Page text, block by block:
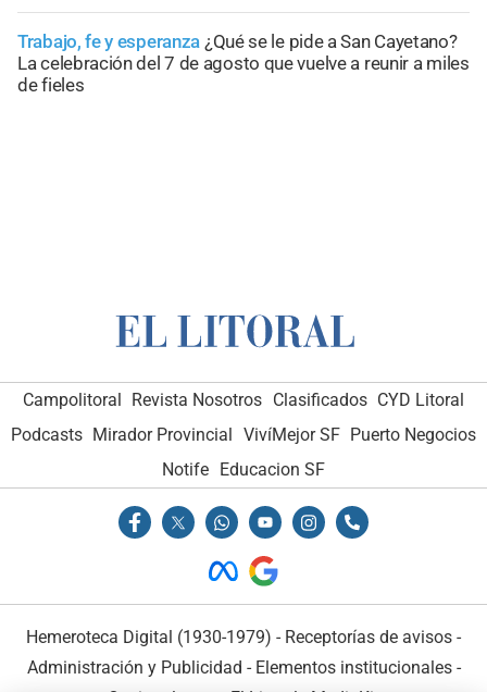
Trabajo, fe y esperanza ¿Qué se le pide a San Cayetano?
La celebración del 7 de agosto que vuelve a reunir a miles
de fieles
Campolitoral Revista Nosotros Clasificados CYD Litoral
Podcasts Mirador Provincial VivíMejor SF Puerto Negocios
Notife Educacion SF
Hemeroteca Digital (1930-1979) - Receptorías de avisos -
Administración y Publicidad - Elementos institucionales-